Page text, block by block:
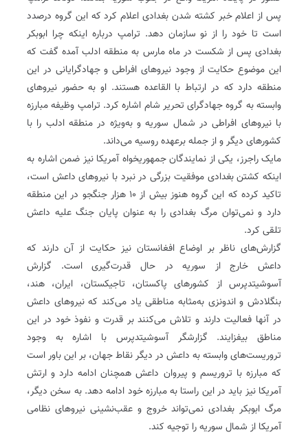
پس از اعلام خبر کشته شدن بغدادی اعلام کرد که این گروه درصدد
است تا خود را از نو سازمان دهد. ترامپ درباره اینکه چرا ابوبکر
بغدادی پس از شکست در ماه مارس به منطقه ادلب آمده گفت که
این موضوع حکایت از وجود نیروهای افراطی و جهادگرایانی در این
منطقه دارد که در ارتباط با القاعده هستند. او به حضور نیروهای
وابسته به گروه جهادگرای تحریر شام اشاره کرد. ترامپ وظیفه مبارزه
با نیروهای افراطی در شمال سوریه و به‌ویژه در منطقه ادلب را با
کشورهای دیگر و از جمله برعهده روسیه می‌داند.
مایک راجرز، یکی از نمایندگان جمهوریخواه آمریکا نیز ضمن اشاره به
اینکه کشتن بغدادی موفقیت بزرگی در نبرد با نیروهای داعش است،
تاکید کرده که این گروه هنوز بیش از ۱۰ هزار جنگجو در این منطقه
دارد و نمی‌توان مرگ بغدادی را به عنوان پایان جنگ علیه داعش
تلقی کرد.
گزارش‌های ناظر بر اوضاع افغانستان نیز حکایت از آن دارند که
داعش خارج از سوریه در حال قدرت‌گیری است. گزارش
آسوشیتدپرس از کشورهای پاکستان، تاجیکستان، ایران، هند،
بنگلادش و اندونزی به‌مثابه مناطقی یاد می‌کند که نیروهای داعش
در آنها فعالیت دارند و تلاش می‌کنند بر قدرت و نفوذ خود در این
مناطق بیفزایند. گزارشگر آسوشیتدپرس با اشاره به وجود
تروریست‌های وابسته به داعش در دیگر نقاط جهان، بر این باور است
که مبارزه با تروریسم و پیروان داعش همچنان ادامه دارد و ارتش
آمریکا نیز باید در این راستا به مبارزه خود ادامه دهد. به سخن دیگر،
مرگ ابوبکر بغدادی نمی‌تواند خروج و عقب‌نشینی نیروهای نظامی
آمریکا از شمال سوریه را توجیه کند.